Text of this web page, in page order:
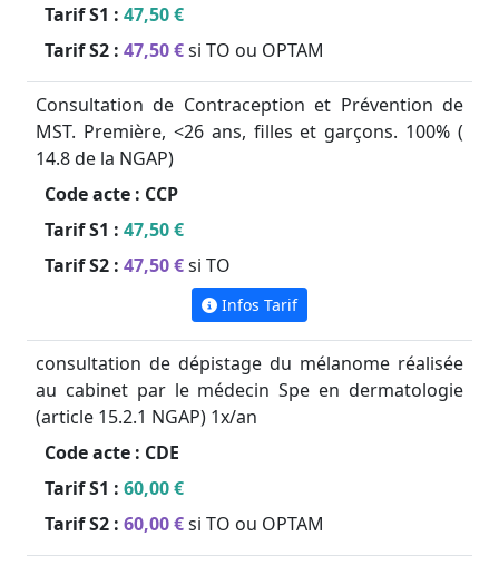
Tarif S1 : 47,50 €
Tarif S2 : 47,50 €si TO ou OPTAM
Consultation de Contraception et Prévention de
MST. Première, <26 ans, filles et garçons. 100% (
14.8 de la NGAP)
Code acte : CCP
Tarif S1 : 47,50 €
Tarif S2 : 47,50 €si TO
Infos Tarif
consultation de dépistage du mélanome réalisée
au cabinet par le médecin Spe en dermatologie
(article 15.2.1 NGAP) 1x/an
Code acte : CDE
Tarif S1 : 60,00 €
Tarif S2 : 60,00 €si TO ou OPTAM